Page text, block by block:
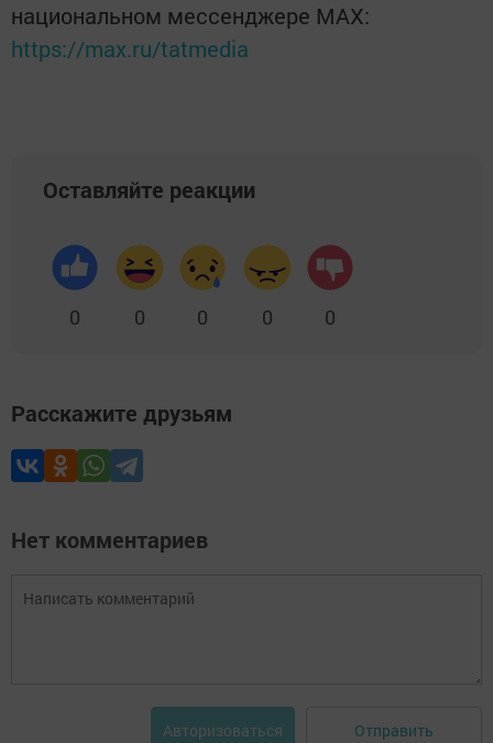
национальном мессенджере MАХ:
https://max.ru/tatmedia
Оставляйте реакции
0 0 0 0 0
Расскажите друзьям
Нет комментариев
Авторизоваться Отправить